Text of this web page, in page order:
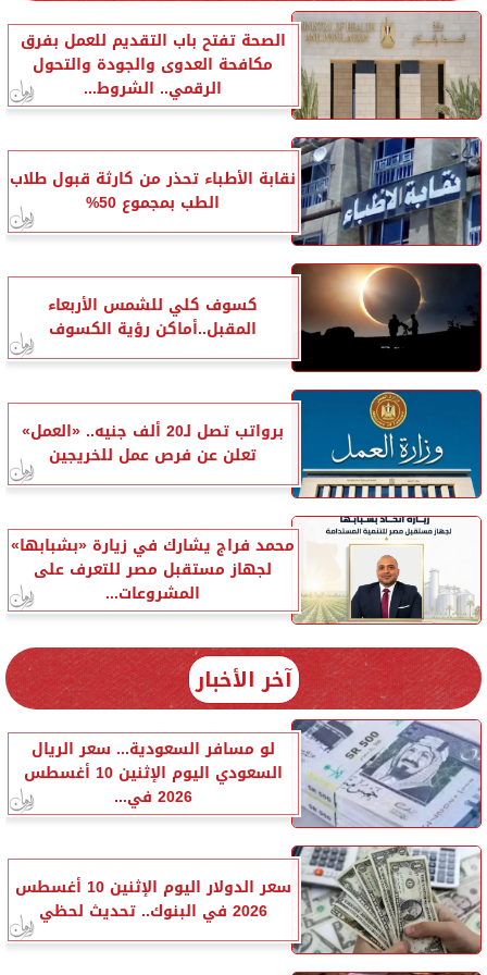
الصحة تفتح باب التقديم للعمل بفرق
مكافحة العدوى والجودة والتحول
الرقمي.. الشروط...
نقابة الأطباء تحذر من كارثة قبول طلاب
الطب بمجموع 50%
كسوف كلي للشمس الأربعاء
المقبل..أماكن رؤية الكسوف
برواتب تصل لـ20 ألف جنيه.. «العمل»
تعلن عن فرص عمل للخريجين
محمد فراج يشارك في زيارة «بشبابها»
لجهاز مستقبل مصر للتعرف على
المشروعات...
آخر الأخبار
لو مسافر السعودية... سعر الريال
السعودي اليوم الإثنين 10 أغسطس
2026 في...
سعر الدولار اليوم الإثنين 10 أغسطس
2026 في البنوك.. تحديث لحظي